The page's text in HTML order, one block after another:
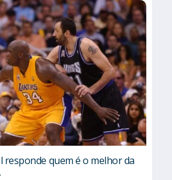
responde quem é o melhor da